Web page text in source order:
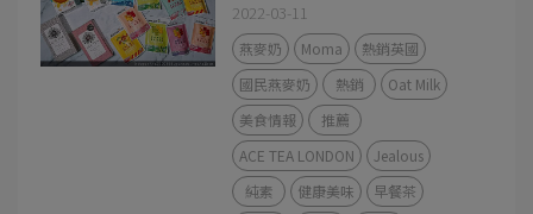
2022-03-11
燕麥奶 Moma
熱銷英國
國民燕麥奶
熱銷
Oat Milk
美食情報
推薦
ACE TEA LONDON
Jealous
純素
健康美味
早餐茶